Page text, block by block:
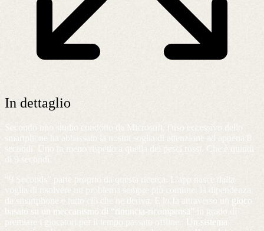
In dettaglio
Secondo uno studio condotto da Microsoft, l'uso eccessivo dello
smartphone ha abbassato la nostra soglia di attenzione ad appena 8
secondi. Uno in meno rispetto a quella dei pesci rossi. Che è quindi
di 9 secondi.
“9 Seconds” parte proprio da questa ricerca. L'app nasce dalla
voglia di risolvere un problema sempre più comune: la dipendenza
da smartphone e tutto ciò che ne deriva. E lo fa attraverso un
gioco
basato su un meccanismo di “rinuncia-ricompensa”
in grado di
premiare i giocatori per il tempo passato offline.
Un sistema